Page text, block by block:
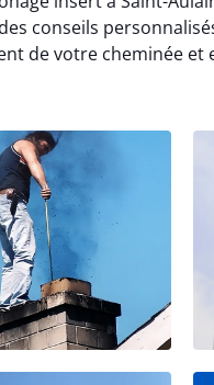
conseils
de votre cheminée et